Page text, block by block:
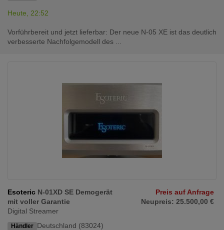
Heute, 22:52
Vorführbereit und jetzt lieferbar: Der neue N-05 XE ist das deutlich
verbesserte Nachfolgemodell des ...
Esoteric N-01XD SE Demogerät
mit voller Garantie
Digital Streamer
Händler Deutschland (83024)
Preis auf Anfrage
Neupreis: 25.500,00 €